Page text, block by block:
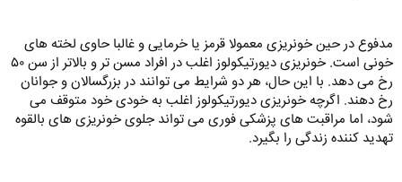
مدفوع در حین خونریزی معمولا قرمز یا خرمایی و غالبا حاوی لخته‌ های
خونی است. خونریزی دیورتیکولوز اغلب در افراد مسن‌ تر و بالاتر از سن ۵۰
رخ می‌ دهد. با این حال، هر دو شرایط می‌ توانند در بزرگسالان و جوانان
رخ دهند. اگرچه خونریزی دیورتیکولوز اغلب به خودی خود متوقف می‌
شود، اما مراقبت‌ های پزشکی فوری می تواند جلوی خونریزی های بالقوه
تهدید کننده زندگی را بگیرد.